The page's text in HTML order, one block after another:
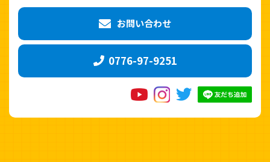
お問い合わせ
0776-97-9251